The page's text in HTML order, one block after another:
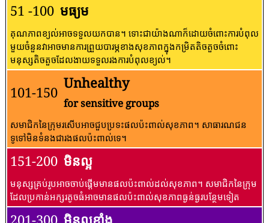
51 -100 មធ្យម
គុណភាពខ្យល់អាចទទួលយកបាន។ ទោះជាយ៉ាងណាក៏ដោយចំពោះការបំពុល
មួយចំនួនវាអាចមានការព្រួយបារម្ភខាងសុខភាពក្នុងកម្រិតតិចតួចចំពោះ
មនុស្សតិចតួចដែលងាយទទួលរងការបំពុលខ្យល់។
101-150
Unhealthy
for sensitive groups
សមាជិកនៃក្រុមរសើបអាចជួបប្រទះផលប៉ះពាល់សុខភាព។ សាធារណជន​
ទូទៅ​មិន​ទំនង​ជា​រង​ផល​ប៉ះពាល់​ទេ។
151-200 មិនល្អ
មនុស្សគ្រប់រូបអាចចាប់ផ្តើមមានផលប៉ះពាល់ដល់សុខភាព។ សមាជិកនៃក្រុម
ដែលប្រកាន់អក្សរតូចធំអាចមានផលប៉ះពាល់សុខភាពធ្ងន់ធ្ងរបន្ថែមទៀត